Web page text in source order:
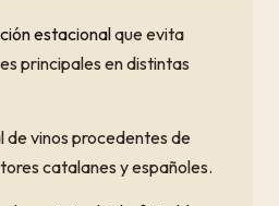
estacionalque evita
principales en distintas
de vinos procedentes de
catalanes y españoles.